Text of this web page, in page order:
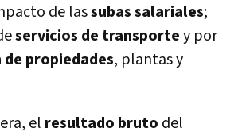
de lassubas salariales;
servicios de transportey por
propiedades, plantas y
el resultado bruto del